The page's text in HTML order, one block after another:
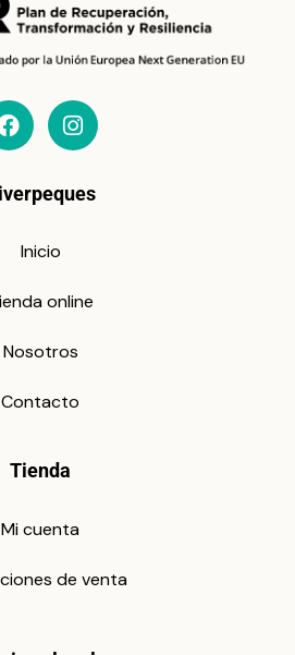
Inicio
online
Nosotros
Contacto
Tienda
Mi cuenta
de venta